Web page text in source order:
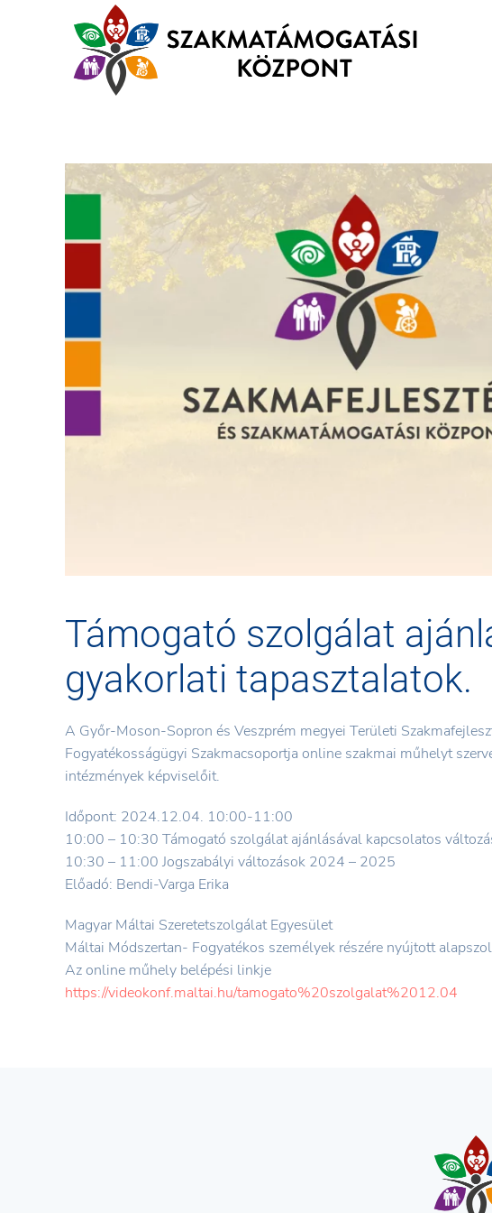
Támogató szolgálat
gyakorlati tapasztalatok.
A Győr-Moson-Sopron és Veszprém megyei Területi
Fogyatékosságügyi Szakmacsoportja online szakmai műhelyt
intézmények képviselőit.
Időpont: 2024.12.04. 10:00-11:00
10:00 – 10:30 Támogató szolgálat ajánlásával kapcsolatos
10:30 – 11:00 Jogszabályi változások 2024 – 2025
Előadó: Bendi-Varga Erika
Magyar Máltai Szeretetszolgálat Egyesület
Máltai Módszertan- Fogyatékos személyek részére nyújtott
Az online műhely belépési linkje
https://videokonf.maltai.hu/tamogato%20szolgalat%2012.04